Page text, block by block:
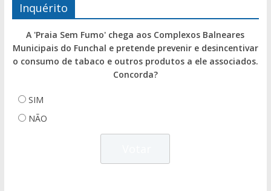
Inquérito
A 'Praia Sem Fumo' chega aos Complexos Balneares
Municipais do Funchal e pretende prevenir e desincentivar
o consumo de tabaco e outros produtos a ele associados.
Concorda?
SIM
NÃO